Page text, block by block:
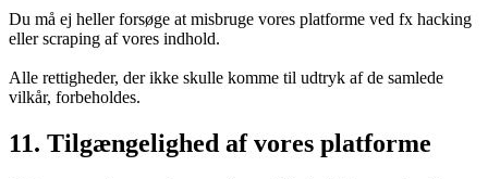
Du må ej heller forsøge at misbruge vores platforme ved fx hacking
eller scraping af vores indhold.
Alle rettigheder, der ikke skulle komme til udtryk af de samlede
vilkår, forbeholdes.
11. Tilgængelighed af vores platforme